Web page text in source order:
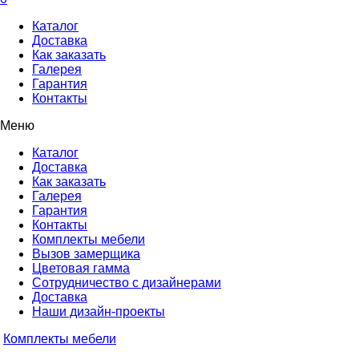
Каталог
Доставка
Как заказать
Галерея
Гарантия
Контакты
Меню
Каталог
Доставка
Как заказать
Галерея
Гарантия
Контакты
Комплекты мебели
Вызов замерщика
Цветовая гамма
Сотрудничество с дизайнерами
Доставка
Наши дизайн-проекты
Комплекты мебели